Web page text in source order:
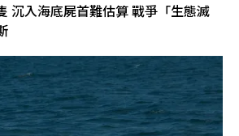
沉入海底屍首難估算 戰爭「生態滅